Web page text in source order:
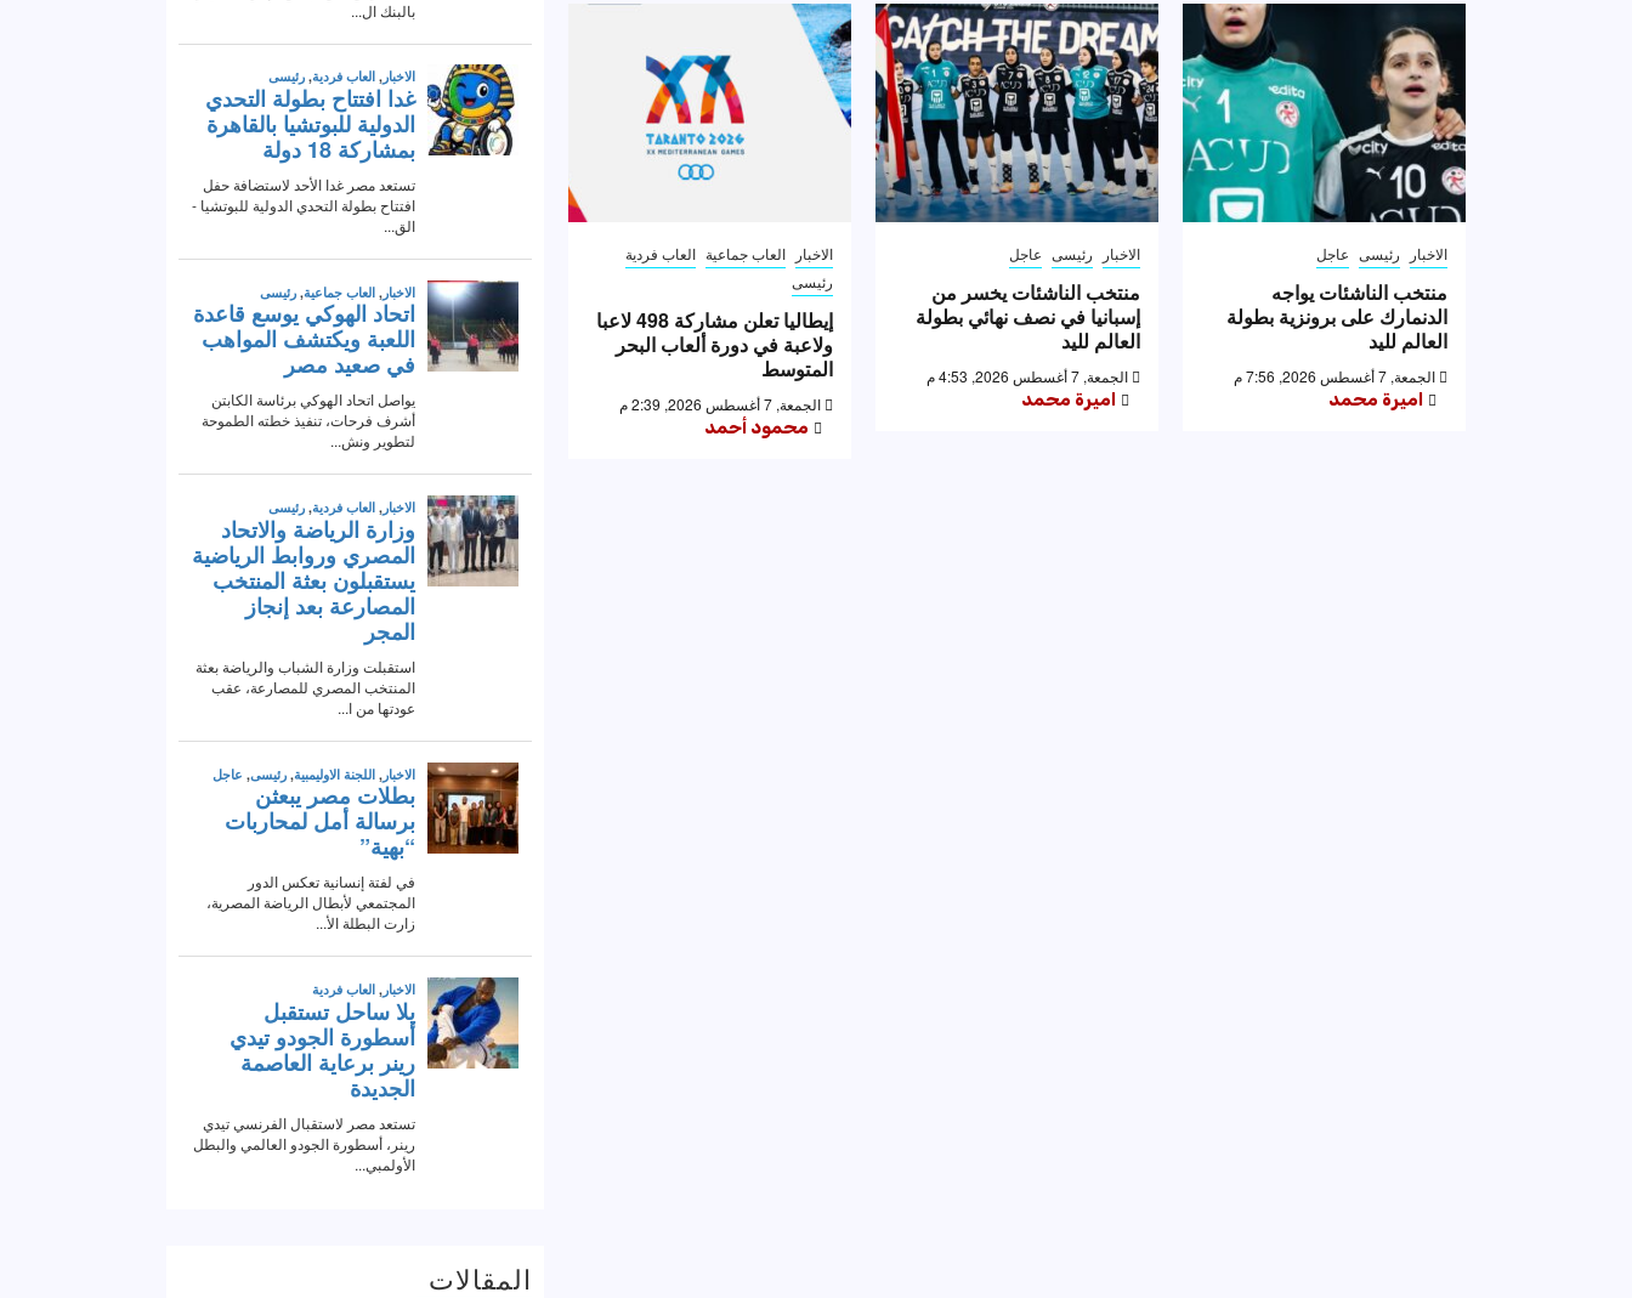
الاخبار رئيسى عاجل
منتخب الناشئات يواجه
الدنمارك على برونزية بطولة
العالم لليد
الجمعة, 7 أغسطس 2026, 7:56 م
اميرة محمد
الاخبار رئيسى عاجل
منتخب الناشئات يخسر من
إسبانيا في نصف نهائي بطولة
العالم لليد
الجمعة, 7 أغسطس 2026, 4:53 م
اميرة محمد
الاخبار العاب جماعية العاب فردية
رئيسى
إيطاليا تعلن مشاركة 498 لاعبا
ولاعبة في دورة ألعاب البحر
المتوسط
الجمعة, 7 أغسطس 2026, 2:39 م
محمود أحمد
المقالات